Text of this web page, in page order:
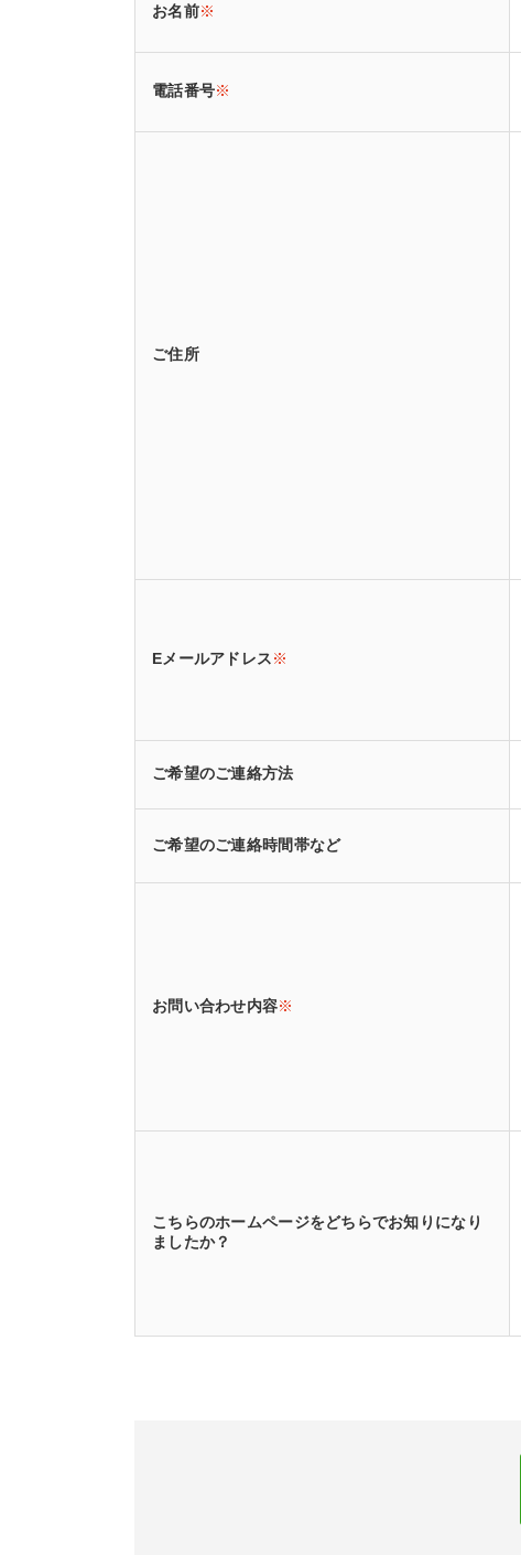
お名前※
電話番号※
ご住所
Eメールアドレス※
ご希望のご連絡方法
ご希望のご連絡時間帯など
お問い合わせ内容※
こちらのホームページをどちらでお知りになり
ましたか？